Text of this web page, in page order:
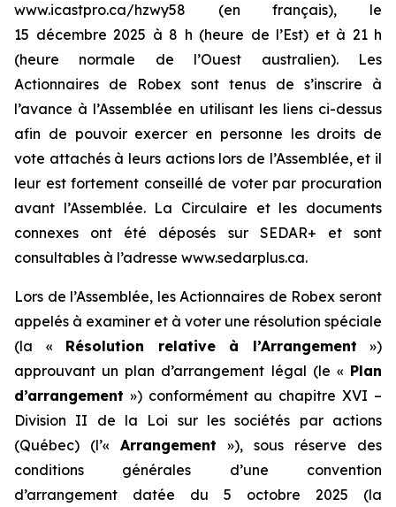
www.icastpro.ca/hzwy58 (en français), le
15 décembre 2025 à 8 h (heure de l’Est) et à 21 h
(heure normale de l’Ouest australien). Les
Actionnaires de Robex sont tenus de s’inscrire à
l’avance à l’Assemblée en utilisant les liens ci-dessus
afin de pouvoir exercer en personne les droits de
vote attachés à leurs actions lors de l’Assemblée, et il
leur est fortement conseillé de voter par procuration
avant l’Assemblée. La Circulaire et les documents
connexes ont été déposés sur SEDAR+ et sont
consultables à l’adresse www.sedarplus.ca.
Lors de l’Assemblée, les Actionnaires de Robex seront
appelés à examiner et à voter une résolution spéciale
(la « Résolution relative à l’Arrangement »)
approuvant un plan d’arrangement légal (le « Plan
d’arrangement ») conformément au chapitre XVI –
Division II de la Loi sur les sociétés par actions
(Québec) (l’« Arrangement »), sous réserve des
conditions générales d’une convention
d’arrangement datée du 5 octobre 2025 (la